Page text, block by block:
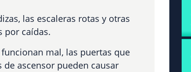
las escaleras rotas y otras
por caídas.
mal, las puertas que
ascensor pueden causar